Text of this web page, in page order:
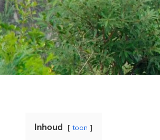
Inhoud toon